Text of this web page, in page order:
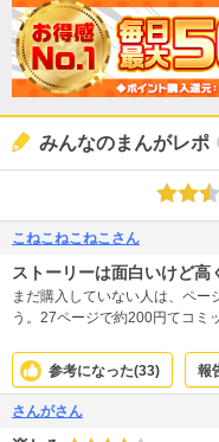
みんなのまんがレポ
こねこねこねこさん
ストーリーは面白いけど高
まだ購入していない人は、ペー
う。27ページで約200円てコミ
程度ならまだしも、27ページ
1話のために消費するには高す
画もイイのに残念。 作画につ
リだと思う。
参考になった(33) 報
さんがさん